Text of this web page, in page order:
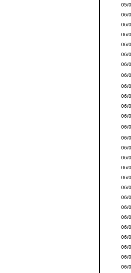
05/
06/
06/
06/
06/
06/
06/
06/
06/
06/
06/
06/
06/
06/
06/
06/
06/
06/
06/
06/
06/
06/
06/
06/
06/
06/
06/